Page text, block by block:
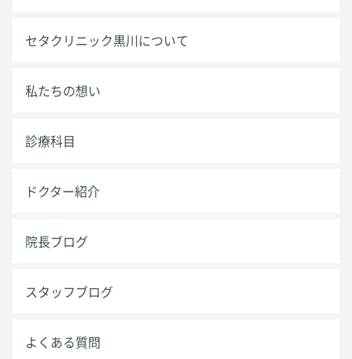
セタクリニック黒川について
私たちの想い
診療科目
ドクター紹介
院長ブログ
スタッフブログ
よくある質問